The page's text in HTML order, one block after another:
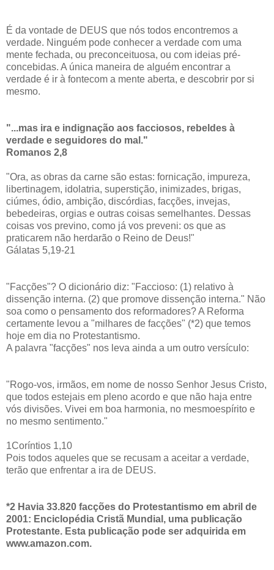
É da vontade de DEUS que nós todos encontremos a
verdade. Ninguém pode conhecer a verdade com uma
mente fechada, ou preconceituosa, ou com ideias pré-
concebidas. A única maneira de alguém encontrar a
verdade é ir à fontecom a mente aberta, e descobrir por si
mesmo.
"...mas ira e indignação aos facciosos, rebeldes à
verdade e seguidores do mal."
Romanos 2,8
"Ora, as obras da carne são estas: fornicação, impureza,
libertinagem, idolatria, superstição, inimizades, brigas,
ciúmes, ódio, ambição, discórdias, facções, invejas,
bebedeiras, orgias e outras coisas semelhantes. Dessas
coisas vos previno, como já vos preveni: os que as
praticarem não herdarão o Reino de Deus!"
Gálatas 5,19-21
"Facções"? O dicionário diz: "Faccioso: (1) relativo à
dissenção interna. (2) que promove dissenção interna." Não
soa como o pensamento dos reformadores? A Reforma
certamente levou a "milhares de facções" (*2) que temos
hoje em dia no Protestantismo.
A palavra "facções" nos leva ainda a um outro versículo:
"Rogo-vos, irmãos, em nome de nosso Senhor Jesus Cristo,
que todos estejais em pleno acordo e que não haja entre
vós divisões. Vivei em boa harmonia, no mesmoespírito e
no mesmo sentimento."
1Coríntios 1,10
Pois todos aqueles que se recusam a aceitar a verdade,
terão que enfrentar a ira de DEUS.
*2 Havia 33.820 facções do Protestantismo em abril de
2001: Enciclopédia Cristã Mundial, uma publicação
Protestante. Esta publicação pode ser adquirida em
www.amazon.com.